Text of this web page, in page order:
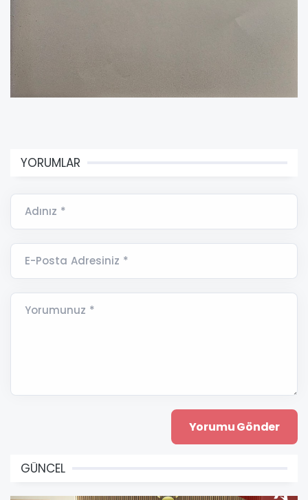
YORUMLAR
Adınız *
E-Posta Adresiniz *
Yorumunuz *
GÜNCEL